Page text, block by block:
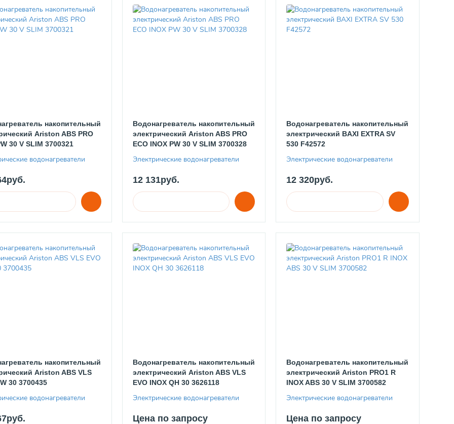
накопительный
Ariston ABS PRO
30 V SLIM 3700321
водонагреватели
Водонагреватель накопительный
электрический Ariston ABS PRO
ECO INOX PW 30 V SLIM 3700328
Электрические водонагреватели
12 131руб.
Водонагреватель накопительный
электрический BAXI EXTRA SV
530 F42572
Электрические водонагреватели
12 320руб.
накопительный
Ariston ABS VLS
30 3700435
водонагреватели
Водонагреватель накопительный
электрический Ariston ABS VLS
EVO INOX QH 30 3626118
Электрические водонагреватели
Цена по запросу
Водонагреватель накопительный
электрический Ariston PRO1 R
INOX ABS 30 V SLIM 3700582
Электрические водонагреватели
Цена по запросу